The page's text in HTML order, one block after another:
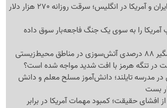
تبعات جنگ ایران و آمریکا در انگلیس؛ سرقت روزانه 270 هزار دلار
آمریکا را به سوی یک جنگ فاجعه‌بار سوق داده
در تنگه هرمز با افت شدید مواجه شده است؟
در مدرسه تایلند؛ دانش‌آموز مسلح معلم و دانش
بست
افشای حقیقت؛ کمبود مهمات آمریکا در برابر